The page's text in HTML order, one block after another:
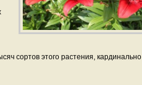
сортов этого растения, кардинально